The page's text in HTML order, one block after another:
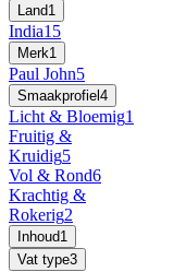
Land1
India15
Merk1
Paul John5
Smaakprofiel 4
Licht & Bloemig1
Fruitig &
Kruidig5
Vol & Rond6
Krachtig &
Rokerig2
Inhoud1
Vat type3